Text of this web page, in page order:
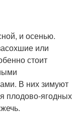
и осенью.
или
стоит
В них зимуют
плодово-ягодных